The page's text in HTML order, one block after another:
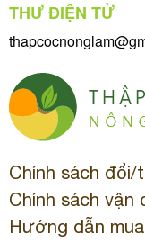
THƯ ĐIỆN TỬ
Chính sách đổi/
Chính sách vận
Hướng dẫn